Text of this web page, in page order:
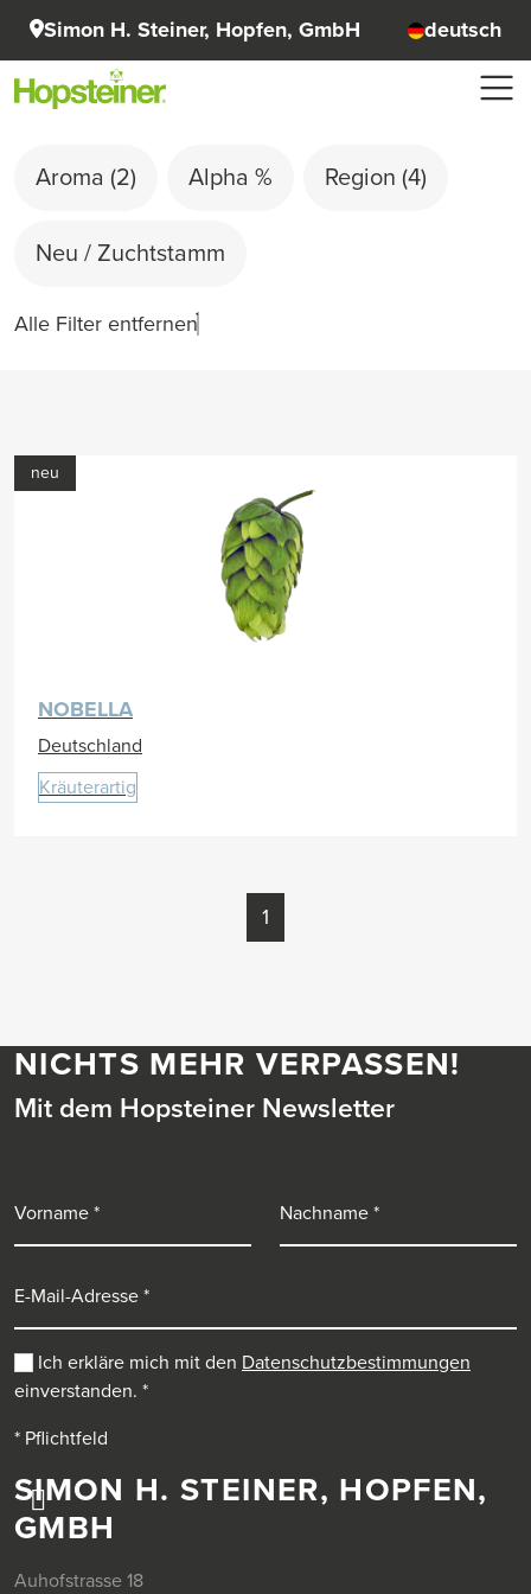
Simon H. Steiner, Hopfen, GmbH deutsch
Aroma (2) Alpha % Region (4)
Neu / Zuchtstamm
Alle Filter entfernen
neu
NOBELLA
Deutschland
Kräuterartig
1
SIMON H. STEINER, HOPFEN,
GMBH
Auhofstrasse 18
NICHTS MEHR VERPASSEN!
Mit dem Hopsteiner Newsletter
Ich erkläre mich mit den Datenschutzbestimmungen
einverstanden. *
* Pflichtfeld